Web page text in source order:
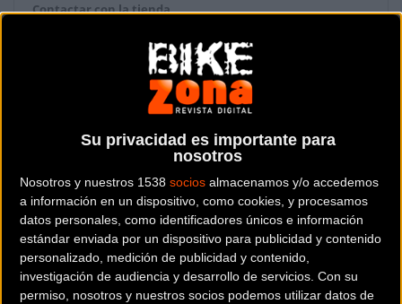
Su privacidad es importante para
nosotros
Nosotros y nuestros 1538 socios almacenamos y/o accedemos
a información en un dispositivo, como cookies, y procesamos
datos personales, como identificadores únicos e información
estándar enviada por un dispositivo para publicidad y contenido
personalizado, medición de publicidad y contenido,
investigación de audiencia y desarrollo de servicios. Con su
permiso, nosotros y nuestros socios podemos utilizar datos de
Contactar con la tienda
Web y RRSS de la tienda